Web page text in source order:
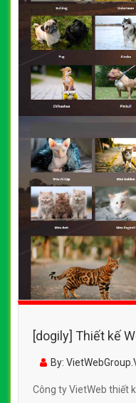
[dogily] Thiết kế
petmastervn
By:
Công ty VietWeb thiết